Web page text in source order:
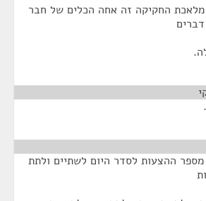
מלאכת החקיקה זה אחה הכלים של חבר
ההצעות לסדר היום לשתיים ולתת